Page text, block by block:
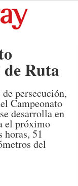
Ruta
persecución,
Campeonato
desarrolla en
el próximo
horas, 51
del